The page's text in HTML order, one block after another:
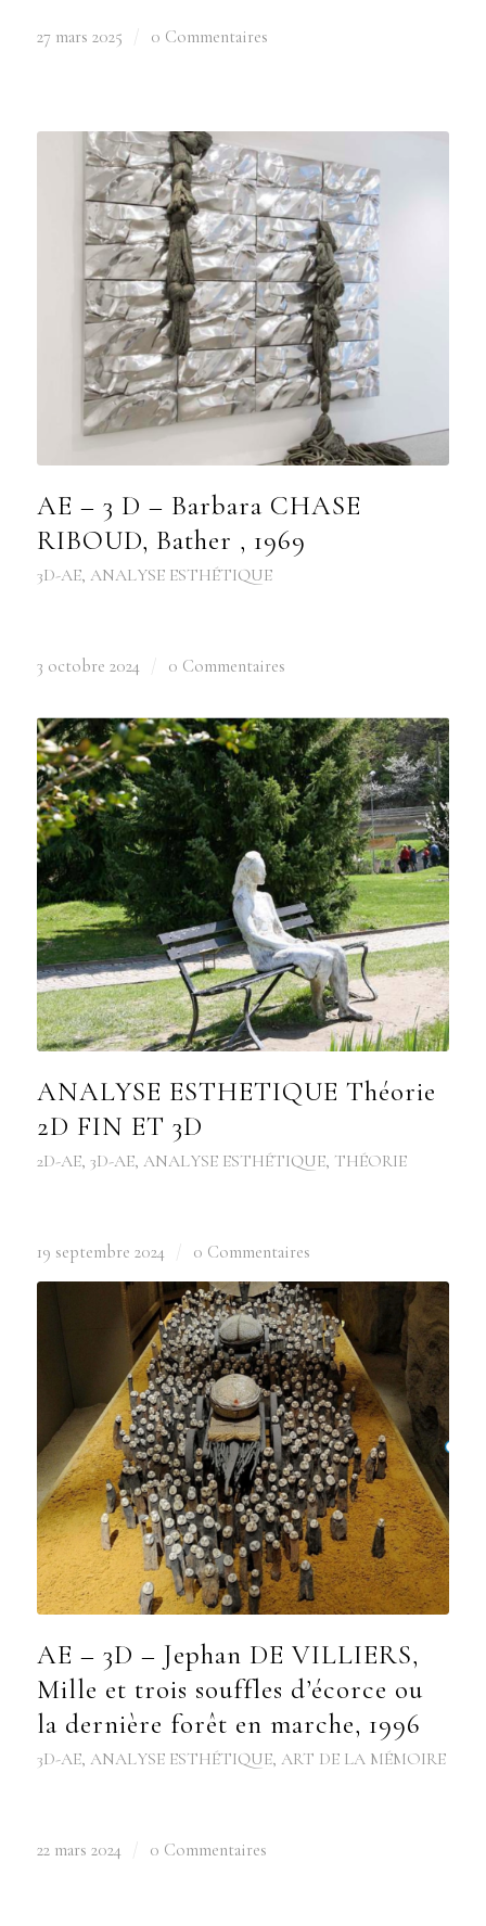
27 mars 2025 0 Commentaires
AE – 3 D – Barbara CHASE
RIBOUD, Bather , 1969
3D-AE, ANALYSE ESTHÉTIQUE
3 octobre 2024 0 Commentaires
ANALYSE ESTHETIQUE Théorie
2D FIN ET 3D
2D-AE, 3D-AE, ANALYSE ESTHÉTIQUE, THÉORIE
19 septembre 2024 0 Commentaires
AE – 3D – Jephan DE VILLIERS,
Mille et trois souffles d’écorce ou
la dernière forêt en marche, 1996
3D-AE, ANALYSE ESTHÉTIQUE, ART DE LA MÉMOIRE
22 mars 2024 0 Commentaires